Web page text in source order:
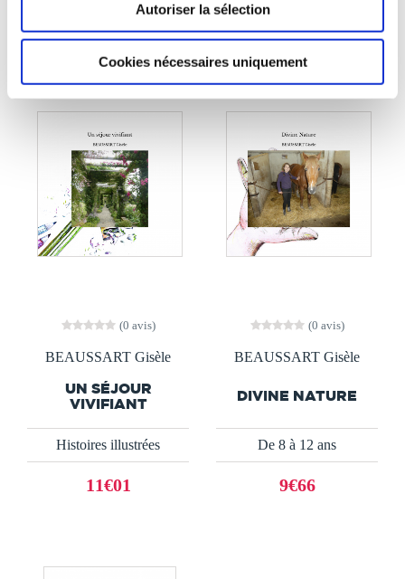
Autoriser la sélection
Cookies nécessaires uniquement
(0 avis)
BEAUSSART Gisèle
UN SÉJOUR
VIVIFIANT
Histoires illustrées
11€01
(0 avis)
BEAUSSART Gisèle
DIVINE NATURE
De 8 à 12 ans
9€66